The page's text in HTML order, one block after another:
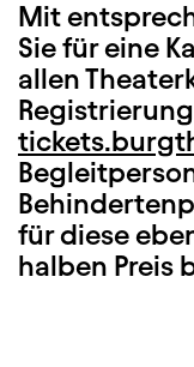
Mit
Sie für eine
allen
für diese
halben Preis